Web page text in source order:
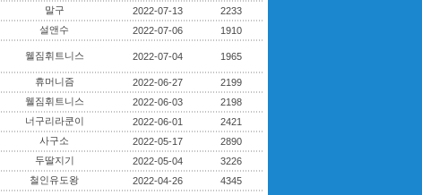
말구 2022-07-13
2233
설앤수 2022-07-06 1910
웰짐휘트니스 2022-07-04 1965
휴머니즘 2022-06-27
2199
웰짐휘트니스 2022-06-03
2198
너구리라쿤이 2022-06-01
2421
사구소 2022-05-17
2890
두딸지기 2022-05-04
3226
철인유도왕 2022-04-26 4345